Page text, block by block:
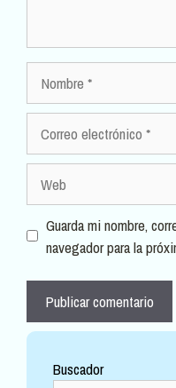
electrónico
Guarda mi nombre,
navegador para la
Buscador